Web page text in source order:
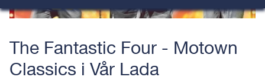
The Fantastic Four - Motown
Classics i Vår Lada